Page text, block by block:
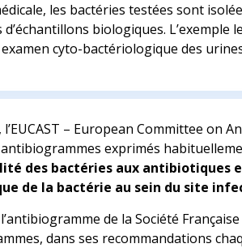
les bactéries testées sont
biologiques.
cyto-bactériologique des urines
– European Committee on
exprimés
des bactéries aux antibiotiques
de la bactérie au sein du site
de la Société
dans ses recommandations